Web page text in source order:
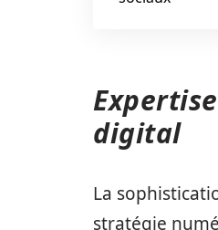
digital
La
stratégie